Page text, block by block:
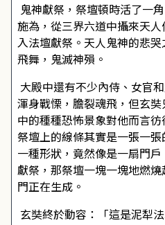
鬼神獻祭，祭壇頓時活了一
施為，從三界六道中攝來天
入法壇獻祭。天人鬼神的悲
飛舞，鬼滅神殞。
大殿中還有不少內侍、女官
渾身戰慄，膽裂魂飛，但玄
中的種種恐怖景象對他而言
祭壇上的線條其實是一張一
一種形狀，竟然像是一扇門
獻祭，那祭壇一塊一塊地燃
門正在生成。
玄奘終於動容：「這是泥犁